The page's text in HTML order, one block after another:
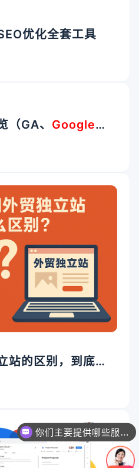
优化全套工具
（GA、 Google
站的区别，到底在
你们主要提供哪些服务？可以根据需求定制吗？